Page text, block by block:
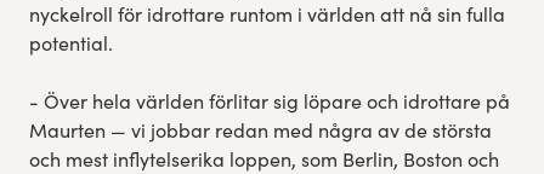
nyckelroll för idrottare runtom i världen att nå sin fulla
potential.
- Över hela världen förlitar sig löpare och idrottare på
Maurten — vi jobbar redan med några av de största
och mest inflytelserika loppen, som Berlin, Boston och